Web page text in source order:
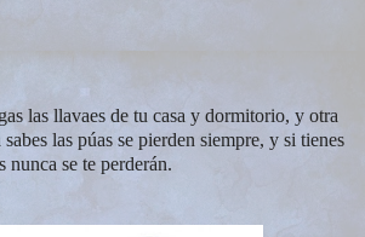
las llavaes de tu casa y dormitorio, y otra
las púas se pierden siempre, y si tienes
nunca se te perderán.